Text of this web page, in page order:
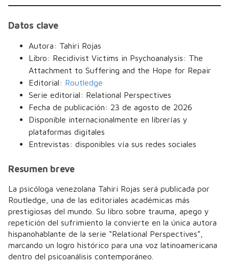
Datos clave
Autora: Tahiri Rojas
Libro: Recidivist Victims in Psychoanalysis: The
Attachment to Suffering and the Hope for Repair
Editorial: Routledge
Serie editorial: Relational Perspectives
Fecha de publicación: 23 de agosto de 2026
Disponible internacionalmente en librerías y
plataformas digitales
Entrevistas: disponibles vía sus redes sociales
Resumen breve
La psicóloga venezolana Tahiri Rojas será publicada por
Routledge, una de las editoriales académicas más
prestigiosas del mundo. Su libro sobre trauma, apego y
repetición del sufrimiento la convierte en la única autora
hispanohablante de la serie “Relational Perspectives”,
marcando un logro histórico para una voz latinoamericana
dentro del psicoanálisis contemporáneo.